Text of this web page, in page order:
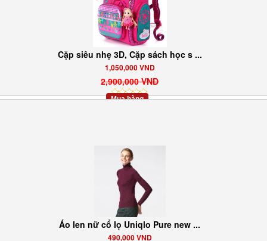
Cặp siêu nhẹ 3D, Cặp sách học s ...
1,050,000 VND
2,900,000 VND
Mua hàng
Áo len nữ cổ lọ Uniqlo Pure new ...
490,000 VND